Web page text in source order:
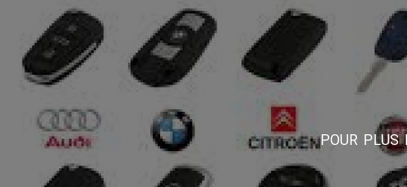
POUR PLUS